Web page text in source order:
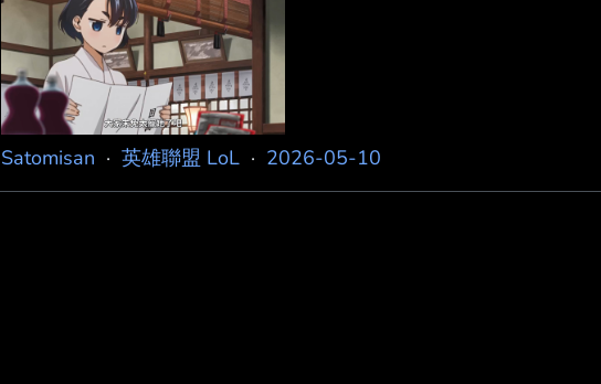
養很久證明DOGGO有多強 : : : 輔助
Satomisan · 英雄聯盟 LoL · 2026-05-10